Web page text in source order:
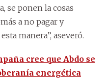
se ponen la cosas
a no pagar y
manera”, aseveró.
cree que Abdo se
energética